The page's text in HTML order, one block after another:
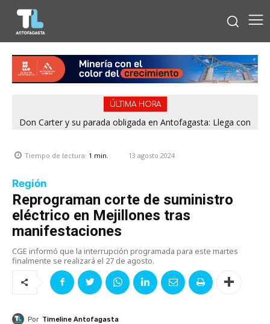
ÚLTIMA HORA
Don Carter y su parada obligada en Antofagasta: Llega con
Tiempo de lectura: 1 min. 13 agosto 2024
Región
Reprograman corte de suministro
eléctrico en Mejillones tras
manifestaciones
CGE informó que la interrupción programada para este martes
finalmente se realizará el 27 de agosto.
Por Timeline Antofagasta